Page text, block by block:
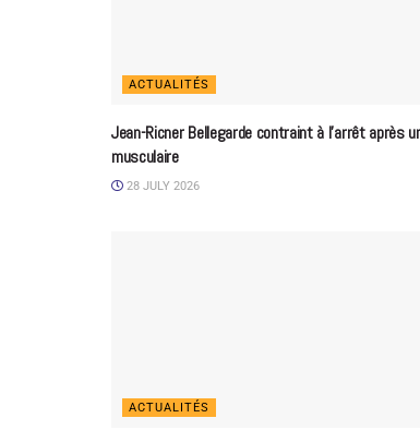
ACTUALITÉS
Jean-Ricner Bellegarde contraint à l’arrêt après
musculaire
28 JULY 2026
ACTUALITÉS